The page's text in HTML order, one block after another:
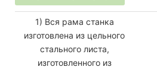
1) Вся рама станка
изготовлена ​​из цельного
стального листа,
изготовленного из